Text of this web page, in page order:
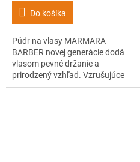
Do košíka
Púdr na vlasy MARMARA
BARBER novej generácie dodá
vlasom pevné držanie a
prirodzený vzhľad. Vzrušujúce
nový koncept práškového